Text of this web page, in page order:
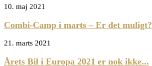
10. maj 2021
Combi-Camp i marts – Er det muligt?
21. marts 2021
Årets Bil i Europa 2021 er nok ikke...